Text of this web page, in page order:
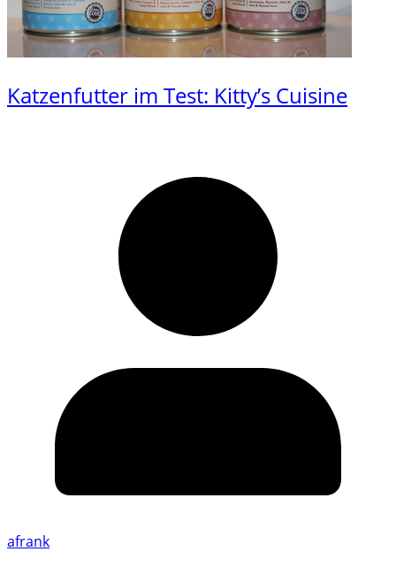
Katzenfutter im Test: Kitty’s Cuisine
afrank